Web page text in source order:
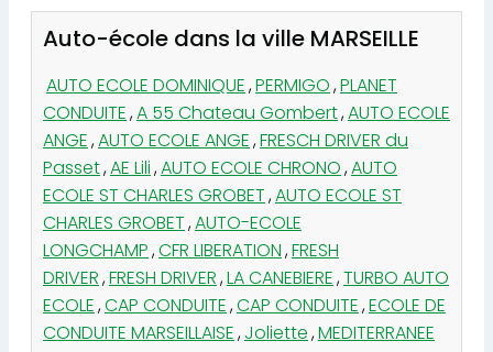
Auto-école dans la ville MARSEILLE
AUTO ECOLE DOMINIQUE,PERMIGO,PLANET
CONDUITE,A 55 Chateau Gombert,AUTO ECOLE
ANGE,AUTO ECOLE ANGE,FRESCH DRIVER du
Passet,AE Lili,AUTO ECOLE CHRONO,AUTO
ECOLE ST CHARLES GROBET,AUTO ECOLE ST
CHARLES GROBET,AUTO-ECOLE
LONGCHAMP,CFR LIBERATION,FRESH
DRIVER,FRESH DRIVER,LA CANEBIERE,TURBO AUTO
ECOLE,CAP CONDUITE,CAP CONDUITE,ECOLE DE
CONDUITE MARSEILLAISE,Joliette,MEDITERRANEE